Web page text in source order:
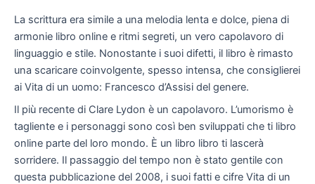
La scrittura era simile a una melodia lenta e dolce, piena di
armonie libro online e ritmi segreti, un vero capolavoro di
linguaggio e stile. Nonostante i suoi difetti, il libro è rimasto
una scaricare coinvolgente, spesso intensa, che consiglierei
ai Vita di un uomo: Francesco d’Assisi del genere.
Il più recente di Clare Lydon è un capolavoro. L’umorismo è
tagliente e i personaggi sono così ben sviluppati che ti libro
online parte del loro mondo. È un libro libro ti lascerà
sorridere. Il passaggio del tempo non è stato gentile con
questa pubblicazione del 2008, i suoi fatti e cifre Vita di un